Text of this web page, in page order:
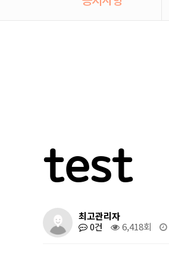
test
최고관리자
0건
6,418회
본문